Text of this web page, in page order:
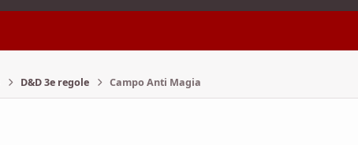
D&D 3e regole Campo Anti Magia